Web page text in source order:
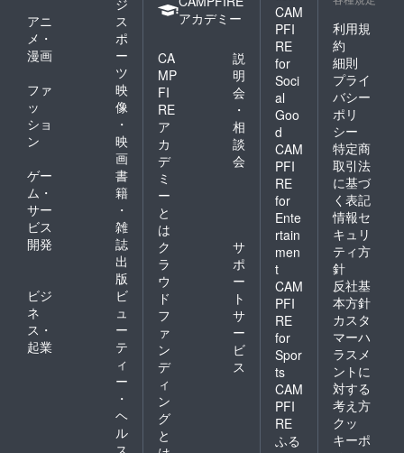
アニ
メ・
漫画
ス
ポ
ー
ツ
ファ
ッ
ショ
ン
映
像
・
映
画
ゲー
ム・
サー
ビス
開発
書
籍
・
雑
誌
出
版
ビジ
ネ
ス・
起業
ビ
ュ
ー
テ
ィ
ー
・
ヘ
ル
ス
アカデミー
CA
MP
FI
RE
ア
カ
デ
ミ
ー
と
は
説
明
会
・
相
談
会
ク
ラ
ウ
ド
フ
ァ
ン
デ
ィ
ン
グ
と
サ
ポ
ー
ト
サ
ー
ビ
ス
CAM
PFI
RE
for
Soci
al
Goo
d
CAM
PFI
RE
for
Ente
rtain
men
t
CAM
PFI
RE
for
Spor
ts
CAM
PFI
RE
ふる
利用規
約
細則
プライ
バシー
ポリ
シー
特定商
取引法
に基づ
く表記
情報セ
キュリ
ティ方
針
反社基
本方針
カスタ
マーハ
ラスメ
ントに
対する
考え方
クッ
キーポ